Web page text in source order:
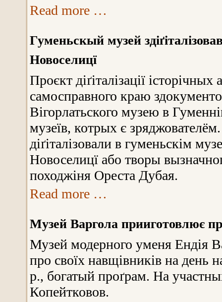
Read more …
Гуменьскый музей
Новоселицї
Проєкт діґіталізації
самосправного краю
Вігорлатьского музею в
музеїв, котрых є
діґіталізовали в гуменьскім
Новоселицї або творы
походжіня Ореста Дубая.
Read more …
Музей Варгола прииготовлює
Музей модерного уменя Ендія
про своїх навщівників на день
р., богатый проґрам. На
Копейтковов.